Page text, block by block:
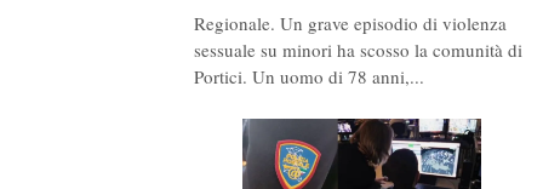
Regionale. Un grave episodio di violenza
sessuale su minori ha scosso la comunità di
Portici. Un uomo di 78 anni,...